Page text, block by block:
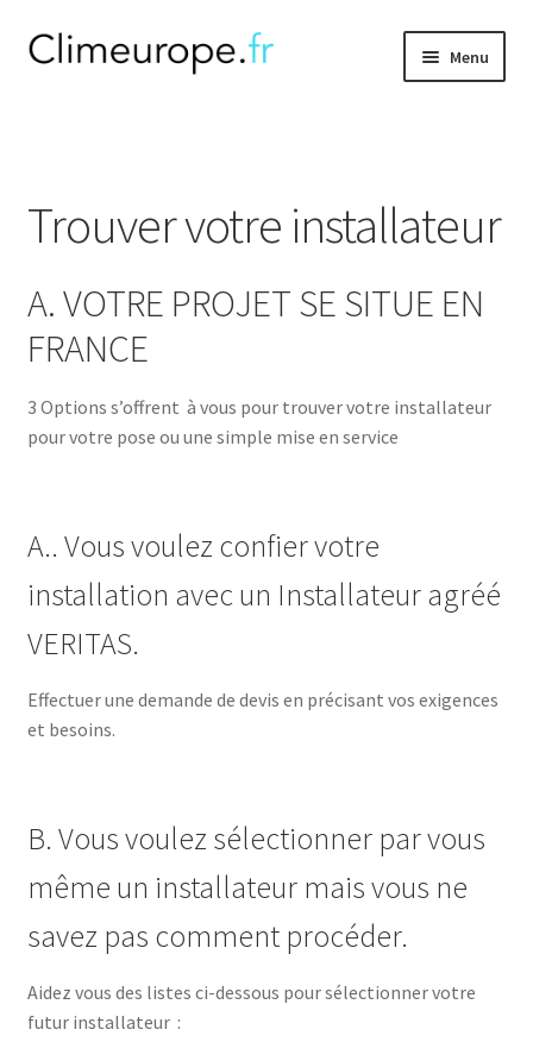
Aller
Aller
Menu
Accessoires
Ouvrir
menu
enfant
Thermodynamique
Ouvrir
F.A.Q
menu
Installateur
Trouver votre installateur
A. VOTRE PROJET SE SITUE EN
FRANCE
3 Options s’offrent à vous pour trouver votre installateur
pour votre pose ou une simple mise en service
A.. Vous voulez confier votre
installation avec un Installateur agréé
VERITAS.
Effectuer une demande de devis en précisant vos exigences
et besoins.
B. Vous voulez sélectionner par vous
même un installateur mais vous ne
savez pas comment procéder.
Aidez vous des listes ci-dessous pour sélectionner votre
futur installateur :